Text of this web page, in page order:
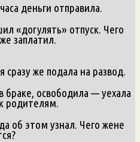
деньги отправила.
«догулять» отпуск. Чего
заплатил.
же подала на развод.
браке, освободила — уехала
родителям.
об этом узнал. Чего жене